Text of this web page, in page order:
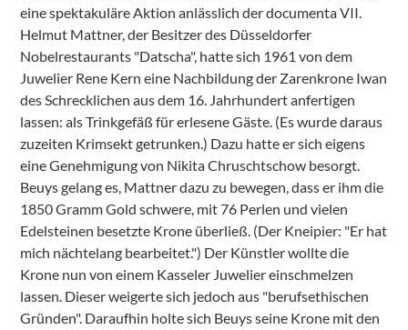
eine spektakuläre Aktion anlässlich der documenta VII.
Helmut Mattner, der Besitzer des Düsseldorfer
Nobelrestaurants "Datscha", hatte sich 1961 von dem
Juwelier Rene Kern eine Nachbildung der Zarenkrone Iwan
des Schrecklichen aus dem 16. Jahrhundert anfertigen
lassen: als Trinkgefäß für erlesene Gäste. (Es wurde daraus
zuzeiten Krimsekt getrunken.) Dazu hatte er sich eigens
eine Genehmigung von Nikita Chruschtschow besorgt.
Beuys gelang es, Mattner dazu zu bewegen, dass er ihm die
1850 Gramm Gold schwere, mit 76 Perlen und vielen
Edelsteinen besetzte Krone überließ. (Der Kneipier: "Er hat
mich nächtelang bearbeitet.") Der Künstler wollte die
Krone nun von einem Kasseler Juwelier einschmelzen
lassen. Dieser weigerte sich jedoch aus "berufsethischen
Gründen". Daraufhin holte sich Beuys seine Krone mit den